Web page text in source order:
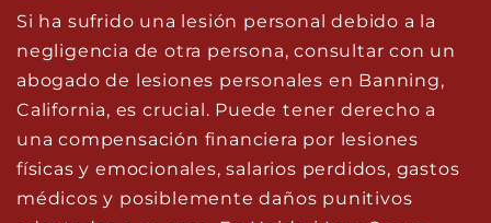
Si ha sufrido una lesión personal debido a la
negligencia de otra persona, consultar con un
abogado de lesiones personales en Banning,
California, es crucial. Puede tener derecho a
una compensación financiera por lesiones
físicas y emocionales, salarios perdidos, gastos
médicos y posiblemente daños punitivos